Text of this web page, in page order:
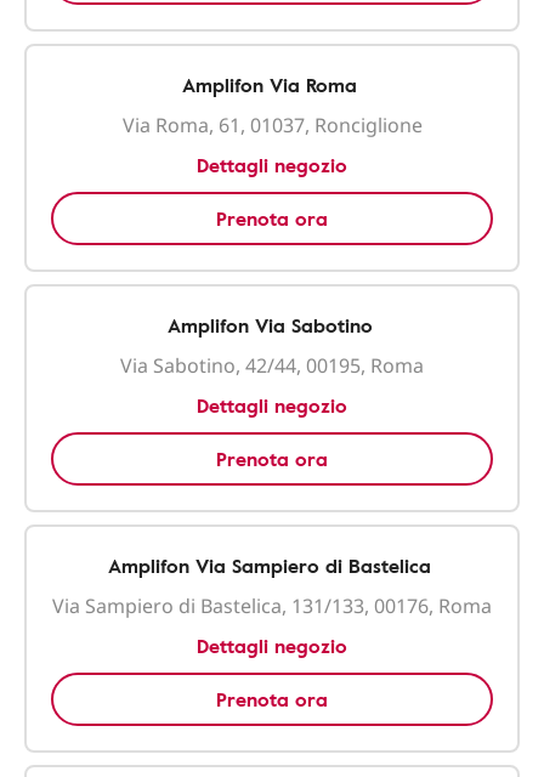
Amplifon Via Roma
Via Roma, 61, 01037, Ronciglione
Dettagli negozio
Prenota ora
Amplifon Via Sabotino
Via Sabotino, 42/44, 00195, Roma
Dettagli negozio
Prenota ora
Amplifon Via Sampiero di Bastelica
Via Sampiero di Bastelica, 131/133, 00176, Roma
Dettagli negozio
Prenota ora